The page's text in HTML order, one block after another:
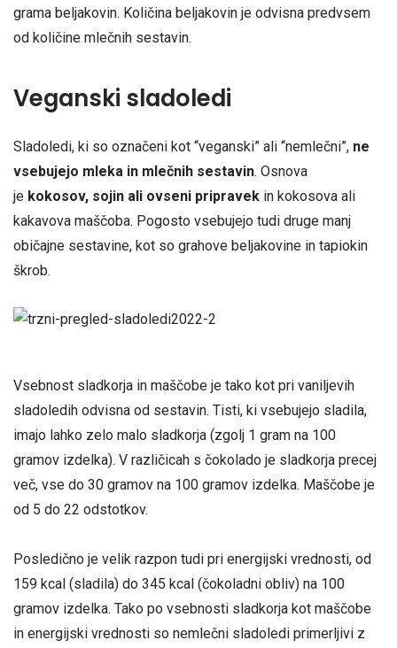
grama beljakovin. Količina beljakovin je odvisna predvsem
od količine mlečnih sestavin.
Veganski sladoledi
Sladoledi, ki so označeni kot “veganski” ali “nemlečni”, ne
vsebujejo mleka in mlečnih sestavin. Osnova
je kokosov, sojin ali ovseni pripravek in kokosova ali
kakavova maščoba. Pogosto vsebujejo tudi druge manj
običajne sestavine, kot so grahove beljakovine in tapiokin
škrob.
Vsebnost sladkorja in maščobe je tako kot pri vaniljevih
sladoledih odvisna od sestavin. Tisti, ki vsebujejo sladila,
imajo lahko zelo malo sladkorja (zgolj 1 gram na 100
gramov izdelka). V različicah s čokolado je sladkorja precej
več, vse do 30 gramov na 100 gramov izdelka. Maščobe je
od 5 do 22 odstotkov.
Posledično je velik razpon tudi pri energijski vrednosti, od
159 kcal (sladila) do 345 kcal (čokoladni obliv) na 100
gramov izdelka. Tako po vsebnosti sladkorja kot maščobe
in energijski vrednosti so nemlečni sladoledi primerljivi z